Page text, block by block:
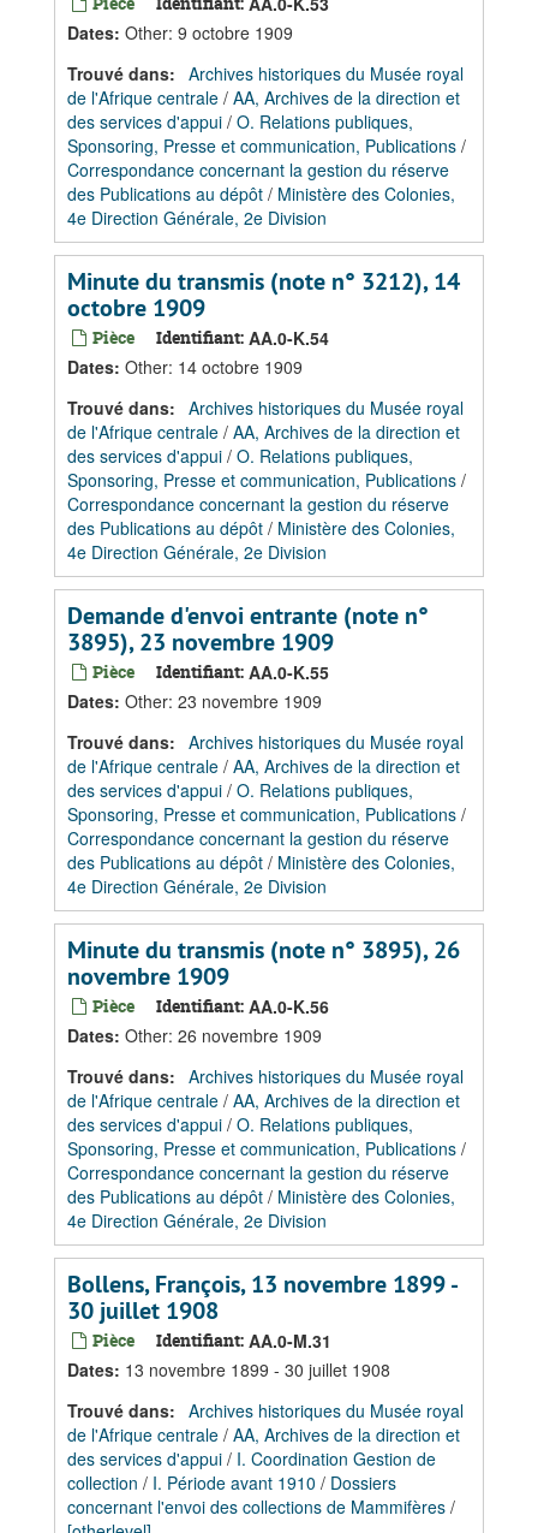
Dates: Other: 9 octobre 1909
Trouvé dans: Archives historiques du Musée royal
de l'Afrique centrale / AA, Archives de la direction et
des services d'appui / O. Relations publiques,
Sponsoring, Presse et communication, Publications /
Correspondance concernant la gestion du réserve
des Publications au dépôt / Ministère des Colonies,
4e Direction Générale, 2e Division
Minute du transmis (note n° 3212), 14
octobre 1909
Pièce Identifiant: AA.0-K.54
Dates: Other: 14 octobre 1909
Trouvé dans: Archives historiques du Musée royal
de l'Afrique centrale / AA, Archives de la direction et
des services d'appui / O. Relations publiques,
Sponsoring, Presse et communication, Publications /
Correspondance concernant la gestion du réserve
des Publications au dépôt / Ministère des Colonies,
4e Direction Générale, 2e Division
Demande d'envoi entrante (note n°
3895), 23 novembre 1909
Pièce Identifiant: AA.0-K.55
Dates: Other: 23 novembre 1909
Trouvé dans: Archives historiques du Musée royal
de l'Afrique centrale / AA, Archives de la direction et
des services d'appui / O. Relations publiques,
Sponsoring, Presse et communication, Publications /
Correspondance concernant la gestion du réserve
des Publications au dépôt / Ministère des Colonies,
4e Direction Générale, 2e Division
Minute du transmis (note n° 3895), 26
novembre 1909
Pièce Identifiant: AA.0-K.56
Dates: Other: 26 novembre 1909
Trouvé dans: Archives historiques du Musée royal
de l'Afrique centrale / AA, Archives de la direction et
des services d'appui / O. Relations publiques,
Sponsoring, Presse et communication, Publications /
Correspondance concernant la gestion du réserve
des Publications au dépôt / Ministère des Colonies,
4e Direction Générale, 2e Division
Bollens, François, 13 novembre 1899 -
30 juillet 1908
Pièce Identifiant: AA.0-M.31
Dates: 13 novembre 1899 - 30 juillet 1908
Trouvé dans: Archives historiques du Musée royal
de l'Afrique centrale / AA, Archives de la direction et
des services d'appui / I. Coordination Gestion de
collection / I. Période avant 1910 / Dossiers
concernant l'envoi des collections de Mammifères /